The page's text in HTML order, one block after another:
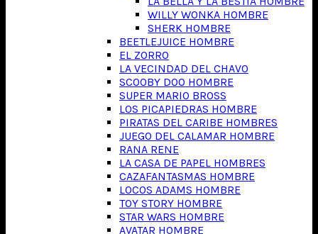
WILLY WONKA HOMBRE
SHERK HOMBRE
BEETLEJUICE HOMBRE
EL ZORRO
LA VECINDAD DEL CHAVO
SCOOBY DOO HOMBRE
SUPER MARIO BROSS
LOS PICAPIEDRAS HOMBRE
PIRATAS DEL CARIBE HOMBRES
JUEGO DEL CALAMAR HOMBRE
RANA RENE
LA CASA DE PAPEL HOMBRES
CAZAFANTASMAS HOMBRE
LOCOS ADAMS HOMBRE
TOY STORY HOMBRE
STAR WARS HOMBRE
AVATAR HOMBRE